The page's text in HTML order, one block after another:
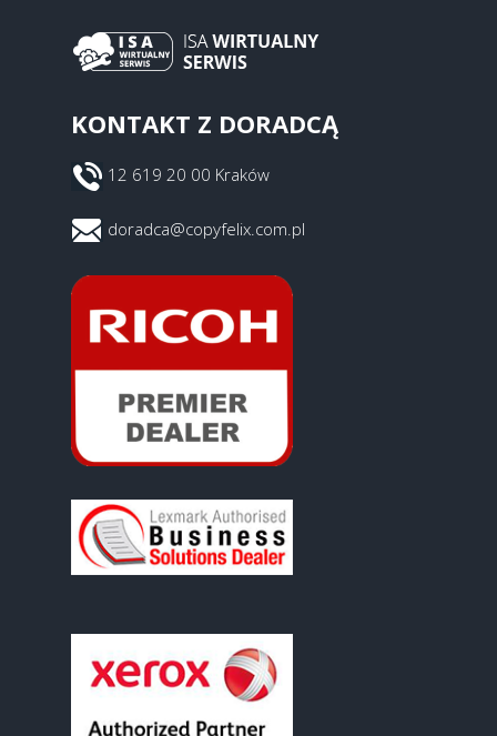
KONTAKT Z DORADCĄ
12 619 20 00 Kraków
doradca@copyfelix.com.pl